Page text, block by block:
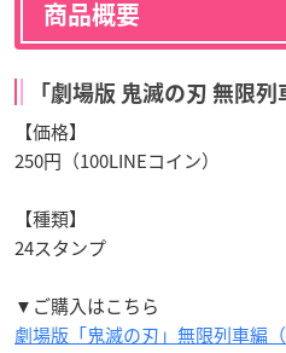
商品概要
「劇場版 鬼滅の刃 無限
【価格】
250円（100LINEコイン）
【種類】
24スタンプ
▼ご購入はこちら
劇場版「鬼滅の刃」無限列車編